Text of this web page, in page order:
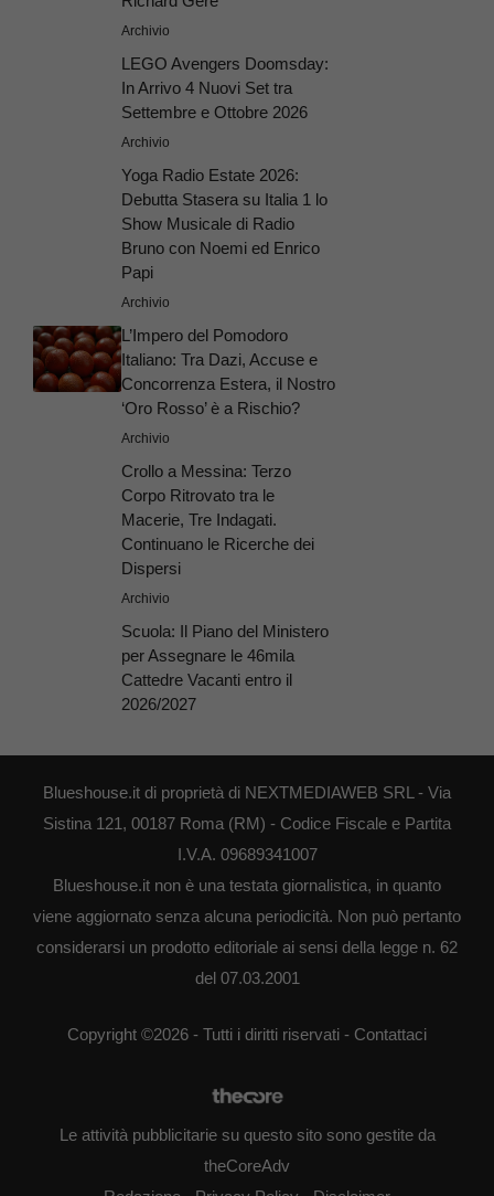
Archivio
LEGO Avengers Doomsday:
In Arrivo 4 Nuovi Set tra
Settembre e Ottobre 2026
Archivio
Yoga Radio Estate 2026:
Debutta Stasera su Italia 1 lo
Show Musicale di Radio
Bruno con Noemi ed Enrico
Papi
Archivio
L’Impero del Pomodoro
Italiano: Tra Dazi, Accuse e
Concorrenza Estera, il Nostro
‘Oro Rosso’ è a Rischio?
Archivio
Crollo a Messina: Terzo
Corpo Ritrovato tra le
Macerie, Tre Indagati.
Continuano le Ricerche dei
Dispersi
Archivio
Scuola: Il Piano del Ministero
per Assegnare le 46mila
Cattedre Vacanti entro il
2026/2027
Blueshouse.it di proprietà di NEXTMEDIAWEB SRL - Via
Sistina 121, 00187 Roma (RM) - Codice Fiscale e Partita
I.V.A. 09689341007
Blueshouse.it non è una testata giornalistica, in quanto
viene aggiornato senza alcuna periodicità. Non può pertanto
considerarsi un prodotto editoriale ai sensi della legge n. 62
del 07.03.2001
Copyright ©2026 - Tutti i diritti riservati - Contattaci
Le attività pubblicitarie su questo sito sono gestite da
theCoreAdv